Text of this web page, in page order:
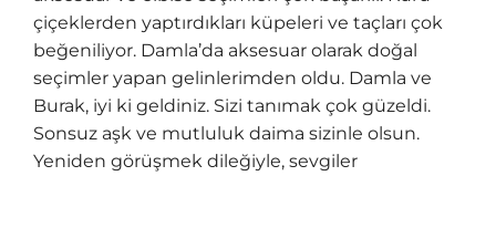
çiçeklerden yaptırdıkları küpeleri ve taçları çok
beğeniliyor. Damla’da aksesuar olarak doğal
seçimler yapan gelinlerimden oldu. Damla ve
Burak, iyi ki geldiniz. Sizi tanımak çok güzeldi.
Sonsuz aşk ve mutluluk daima sizinle olsun.
Yeniden görüşmek dileğiyle, sevgiler